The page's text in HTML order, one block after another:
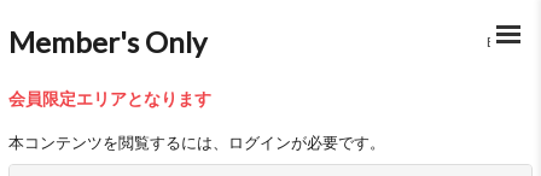
Member's Only BACK
会員限定エリアとなります
本コンテンツを閲覧するには、ログインが必要です。